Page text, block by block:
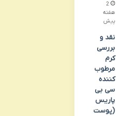
2
هفته
پیش
نقد و
بررسی
کرم
مرطوب
کننده
سی بی
پاریس
(پوست